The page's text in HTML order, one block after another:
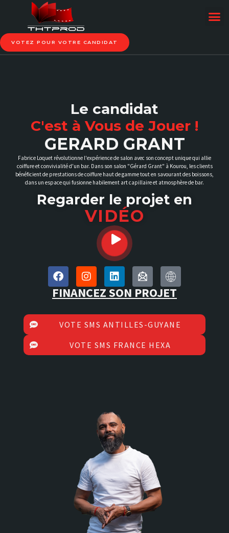
VOTEZ POUR VOTRE CANDIDAT
Le candidat
C'est à Vous de Jouer !
GERARD GRANT
Fabrice Loquet révolutionne l'expérience de salon avec son concept unique qui allie
coiffure et convivialité d'un bar. Dans son salon "Gérard Grant" à Kourou, les clients
bénéficient de prestations de coiffure haut de gamme tout en savourant des boissons,
dans un espace qui fusionne habilement art capillaire et atmosphère de bar.
Regarder le projet en
VIDÉO
FINANCEZ SON PROJET
VOTE SMS ANTILLES-GUYANE
VOTE SMS FRANCE HEXA